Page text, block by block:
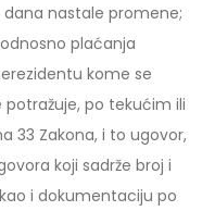
dana nastale promene;
plaćanja
kome se
po tekućim ili
33 Zakona, i to ugovor,
koji sadrže broj i
i dokumentaciju po